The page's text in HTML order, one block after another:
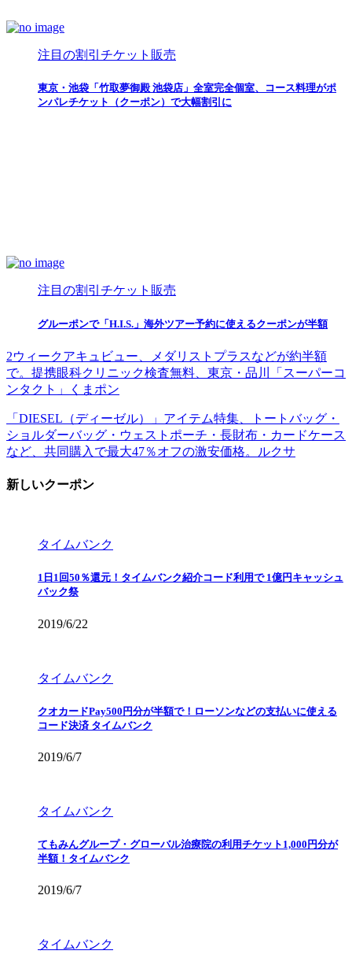
注目の割引チケット販売
東京・池袋「竹取夢御殿 池袋店」全室完全個室、コース料理がポ
ンパレチケット（クーポン）で大幅割引に
注目の割引チケット販売
グルーポンで「H.I.S.」海外ツアー予約に使えるクーポンが半額
2ウィークアキュビュー、メダリストプラスなどが約半額
で。提携眼科クリニック検査無料、東京・品川「スーパーコ
ンタクト」くまポン
「DIESEL（ディーゼル）」アイテム特集、トートバッグ・
ショルダーバッグ・ウェストポーチ・長財布・カードケース
など、共同購入で最大47％オフの激安価格。ルクサ
新しいクーポン
タイムバンク
1日1回50％還元！タイムバンク紹介コード利用で 1億円キャッシュ
バック祭
2019/6/22
タイムバンク
クオカードPay500円分が半額で！ローソンなどの支払いに使える
コード決済 タイムバンク
2019/6/7
タイムバンク
てもみんグループ・グローバル治療院の利用チケット1,000円分が
半額！タイムバンク
2019/6/7
タイムバンク